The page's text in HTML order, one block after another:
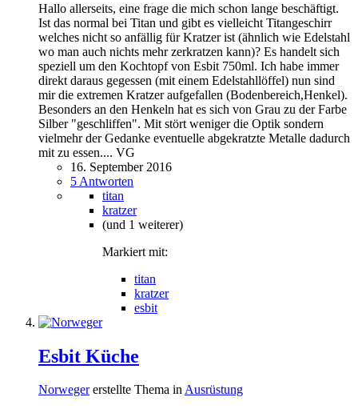
Hallo allerseits, eine frage die mich schon lange beschäftigt.
Ist das normal bei Titan und gibt es vielleicht Titangeschirr
welches nicht so anfällig für Kratzer ist (ähnlich wie Edelstahl
wo man auch nichts mehr zerkratzen kann)? Es handelt sich
speziell um den Kochtopf von Esbit 750ml. Ich habe immer
direkt daraus gegessen (mit einem Edelstahllöffel) nun sind
mir die extremen Kratzer aufgefallen (Bodenbereich,Henkel).
Besonders an den Henkeln hat es sich von Grau zu der Farbe
Silber "geschliffen". Mit stört weniger die Optik sondern
vielmehr der Gedanke eventuelle abgekratzte Metalle dadurch
mit zu essen.... VG
16. September 2016
5 Antworten
titan
kratzer
(und 1 weiterer)
Markiert mit:
titan
kratzer
esbit
Esbit Küche
Norwegererstellte Thema inAusrüstung